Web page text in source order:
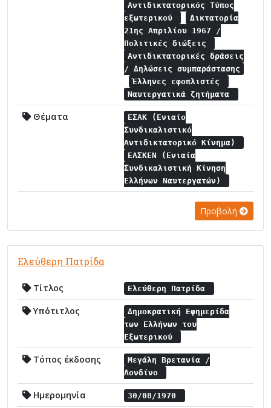
Αντιδικτατορικός Τύπος
εξωτερικού
Δικτατορία
21ης Απριλίου 1967 /
Πολιτικές διώξεις
Αντιδικτατορικές δράσεις
/ Δηλώσεις συμπαράστασης
Έλληνες εφοπλιστές
Ναυτεργατικά ζητήματα
Θέματα
ΕΣΑΚ (Ενιαίο
Συνδικαλιστικό
Αντιδικτατορικό Κίνημα)
ΕΑΣΚΕΝ (Ενιαία
Συνδικαλιστική Κίνηση
Ελλήνων Ναυτεργατών)
Προβολή
Ελεύθερη Πατρίδα
Τίτλος Ελεύθερη Πατρίδα
Υπότιτλος
Δημοκρατική Εφημερίδα
των Ελλήνων του
Εξωτερικού
Τόπος έκδοσης
Μεγάλη Βρετανία /
Λονδίνο
Ημερομηνία 30/08/1970